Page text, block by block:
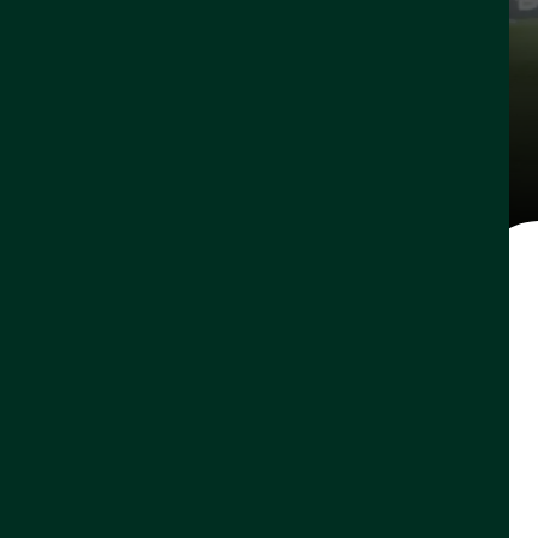
برباعية ويصل إلى